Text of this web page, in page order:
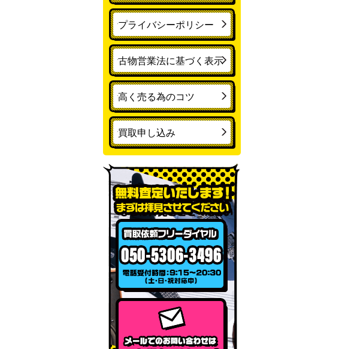
プライバシーポリシー
古物営業法に基づく表示
高く売る為のコツ
買取申し込み